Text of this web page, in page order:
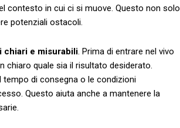
contesto ⁣in cui ci si muove. Questo‍ non solo
potenziali ostacoli.
chiari e misurabili. Prima di entrare nel‌ vivo
chiaro quale sia il risultato ⁢desiderato.
di consegna o le condizioni
Questo aiuta anche a mantenere la